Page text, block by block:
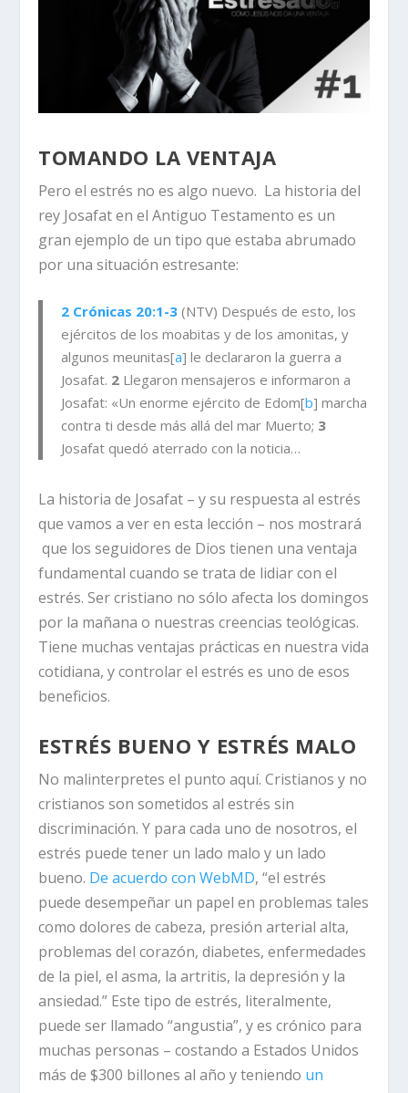
TOMANDO LA VENTAJA
Pero el estrés no es algo nuevo. La historia del
rey Josafat en el Antiguo Testamento es un
gran ejemplo de un tipo que estaba abrumado
por una situación estresante:
2 Crónicas 20:1-3 (NTV) Después de esto, los
ejércitos de los moabitas y de los amonitas, y
algunos meunitas[a] le declararon la guerra a
Josafat. 2 Llegaron mensajeros e informaron a
Josafat: «Un enorme ejército de Edom[b] marcha
contra ti desde más allá del mar Muerto; 3
Josafat quedó aterrado con la noticia…
La historia de Josafat – y su respuesta al estrés
que vamos a ver en esta lección – nos mostrará
que los seguidores de Dios tienen una ventaja
fundamental cuando se trata de lidiar con el
estrés.Ser cristiano no sólo afecta los domingos
por la mañana o nuestras creencias teológicas.
Tiene muchas ventajas prácticas en nuestra vida
cotidiana, y controlar el estrés es uno de esos
beneficios.
ESTRÉS BUENO Y ESTRÉS MALO
No malinterpretes el punto aquí. Cristianos y no
cristianos son sometidos al estrés sin
discriminación. Y para cada uno de nosotros,el
estrés puede tener un lado malo y un lado
bueno. De acuerdo con WebMD, “el estrés
puede desempeñar un papel en problemas tales
como dolores de cabeza, presión arterial alta,
problemas del corazón, diabetes, enfermedades
de la piel, el asma, la artritis, la depresión y la
ansiedad.” Este tipo de estrés, literalmente,
puede ser llamado “angustia”, y es crónico para
muchas personas – costando a Estados Unidos
más de$300 billones al año y teniendo un